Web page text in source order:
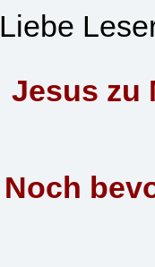
Liebe
Jesus zu
Noch